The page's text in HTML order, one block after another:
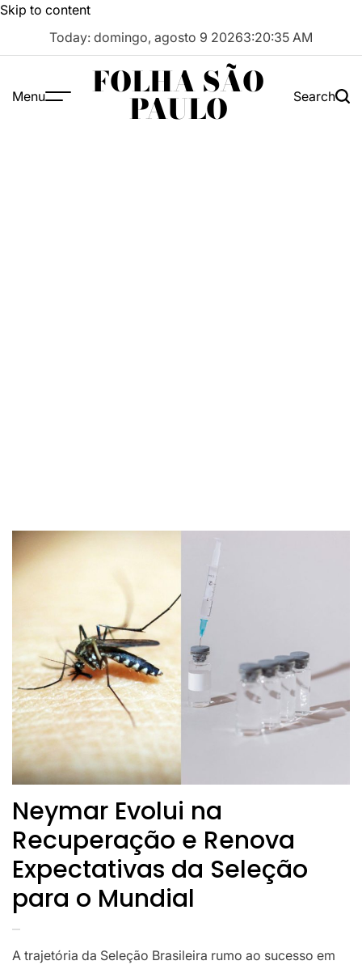
Skip to content
Today: domingo, agosto 9 20263:20:36 AM
Menu FOLHA SÃO
PAULO Search
Neymar Evolui na
Recuperação e Renova
Expectativas da Seleção
para o Mundial
A trajetória da Seleção Brasileira rumo ao sucesso em